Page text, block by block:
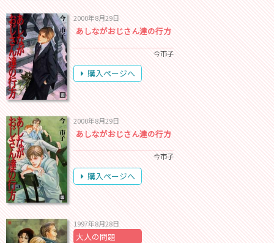
2000年8月29日
あしながおじさん達の行方
今市子
購入ページへ
2000年8月29日
あしながおじさん達の行方
今市子
購入ページへ
1997年8月28日
大人の問題